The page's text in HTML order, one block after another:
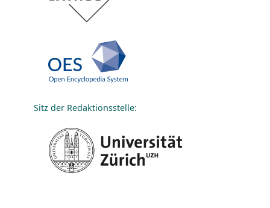
Sitz der Redaktionsstelle: